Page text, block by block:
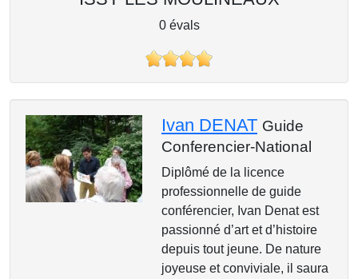
0 évals
Ivan DENAT Guide
Conferencier-National
Diplômé de la licence
professionnelle de guide
conférencier, Ivan Denat est
passionné d’art et d’histoire
depuis tout jeune. De nature
joyeuse et conviviale, il saura